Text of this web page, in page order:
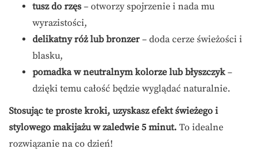
tusz do rzęs – otworzy spojrzenie i nada mu
wyrazistości,
delikatny róż lub bronzer– doda cerze świeżości i
blasku,
pomadka w neutralnym kolorze lub błyszczyk–
dzięki temu całość będzie wyglądać naturalnie.
Stosując te proste kroki, uzyskasz efekt świeżego i
stylowego makijażu w zaledwie 5 minut. To idealne
rozwiązanie na co dzień!